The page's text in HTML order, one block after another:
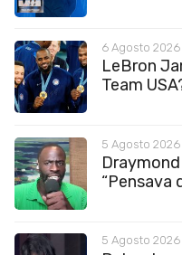
6 Agosto
LeBron
Team
5 Agosto
“Pensava
5 Agosto